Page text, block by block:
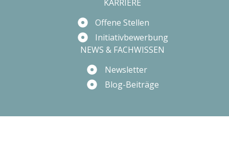
KARRIERE
Offene Stellen
Initiativbewerbung
NEWS & FACHWISSEN
Newsletter
Blog-Beiträge